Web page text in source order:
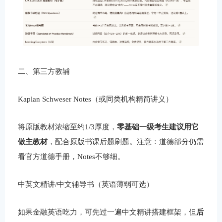
二、第三方教辅
Kaplan Schweser Notes（或同类机构精简讲义）
将原版教材浓缩至约1/3厚度，零基础一级考生建议用它
做主教材，配合原版书课后题刷题。注意：道德部分仍需
看官方道德手册，Notes不够细。
中英文精讲/中文辅导书（英语薄弱可选）
如果金融英语吃力，可先过一遍中文精讲搭建框架，但后